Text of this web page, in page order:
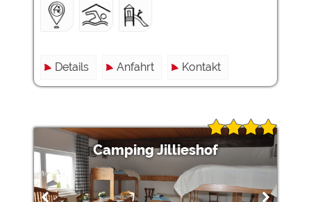
Details Anfahrt Kontakt
Camping Jillieshof